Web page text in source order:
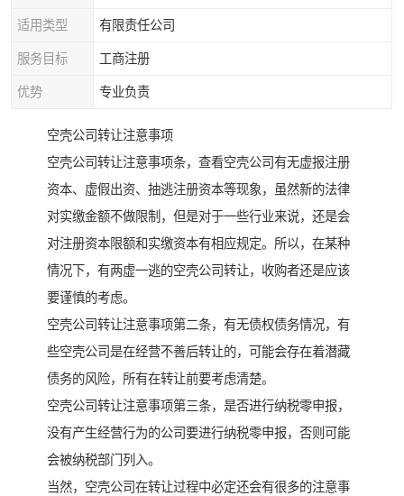
适用类型 有限责任公司
服务目标 工商注册
优势 专业负责
空壳公司转让注意事项
空壳公司转让注意事项条，查看空壳公司有无虚报注册
资本、虚假出资、抽逃注册资本等现象，虽然新的法律
对实缴金额不做限制，但是对于一些行业来说，还是会
对注册资本限额和实缴资本有相应规定。所以，在某种
情况下，有两虚一逃的空壳公司转让，收购者还是应该
要谨慎的考虑。
空壳公司转让注意事项第二条，有无债权债务情况，有
些空壳公司是在经营不善后转让的，可能会存在着潜藏
债务的风险，所有在转让前要考虑清楚。
空壳公司转让注意事项第三条，是否进行纳税零申报，
没有产生经营行为的公司要进行纳税零申报，否则可能
会被纳税部门列入。
当然，空壳公司在转让过程中必定还会有很多的注意事